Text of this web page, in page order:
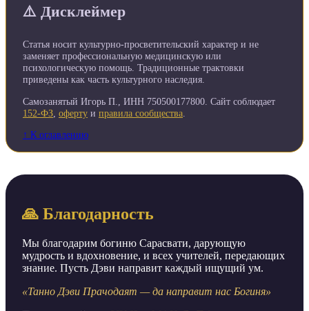
⚠️ Дисклеймер
Статья носит культурно-просветительский характер и не
заменяет профессиональную медицинскую или
психологическую помощь. Традиционные трактовки
приведены как часть культурного наследия.
Самозанятый Игорь П., ИНН 750500177800. Сайт соблюдает
152-ФЗ оферту и правила сообщества
↑ К оглавлению
🙏 Благодарность
Мы благодарим богиню Сарасвати, дарующую
мудрость и вдохновение, и всех учителей, передающих
знание. Пусть Дэви направит каждый ищущий ум.
«Танно Дэви Прачодаят — да направит нас Богиня»